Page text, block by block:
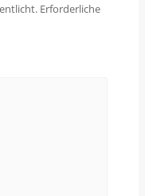
Erforderliche